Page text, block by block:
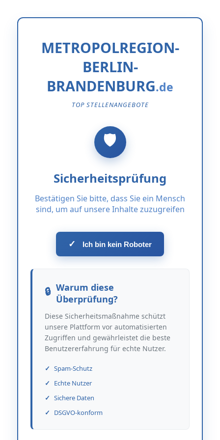
METROPOLREGION-
BERLIN-
BRANDENBURG
TOP STELLENANGEBOTE
Sicherheitsprüfung
Bestätigen Sie bitte, dass Sie ein Mensch
sind, um auf unsere Inhalte zuzugreifen
✓ Ich bin kein Roboter
Warum diese
Überprüfung?
Diese Sicherheitsmaßnahme schützt
unsere Plattform vor automatisierten
Zugriffen und gewährleistet die beste
Benutzererfahrung für echte Nutzer.
Spam-Schutz
Echte Nutzer
Sichere Daten
DSGVO-konform